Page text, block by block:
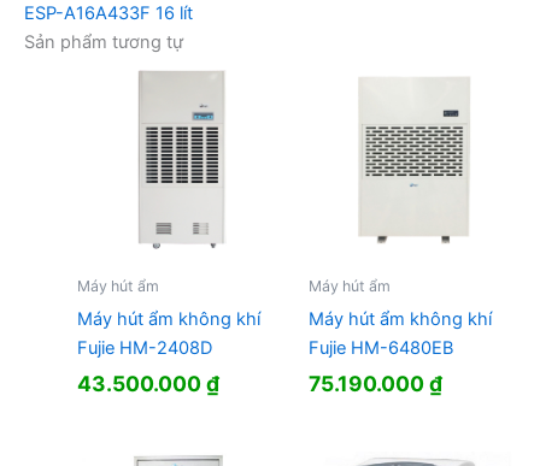
ESP-A16A433F 16 lít
Sản phẩm tương tự
Máy hút ẩm
Máy hút ẩm không khí
Fujie HM-2408D
43.500.000₫
Máy hút ẩm
Máy hút ẩm không khí
Fujie HM-6480EB
75.190.000₫